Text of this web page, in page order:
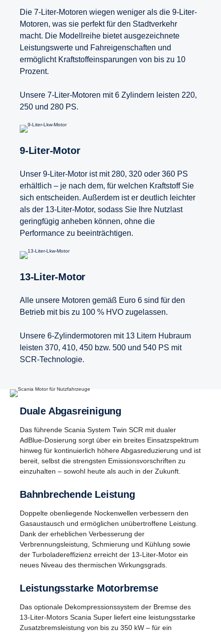
Die 7-Liter-Motoren wiegen weniger als die 9-Liter-
Motoren, was sie perfekt für den Stadtverkehr
macht. Die Modellreihe bietet ausgezeichnete
Leistungswerte und Fahreigenschaften und
ermöglicht Kraftstoffeinsparungen von bis zu 10
Prozent.
Unsere 7-Liter-Motoren mit 6 Zylindern leisten 220,
250 und 280 PS.
9-​Liter-Motor
Unser 9-Liter-Motor ist mit 280, 320 oder 360 PS
erhältlich – je nach dem, für welchen Kraftstoff Sie
sich entscheiden. Außerdem ist er deutlich leichter
als der 13-Liter-Motor, sodass Sie Ihre Nutzlast
geringfügig anheben können, ohne die
Performance zu beeinträchtigen.
13-​Liter-Motor
Alle unsere Motoren gemäß Euro 6 sind für den
Betrieb mit bis zu 100 % HVO zugelassen.
Unsere 6-Zylindermotoren mit 13 Litern Hubraum
leisten 370, 410, 450 bzw. 500 und 540 PS mit
SCR-Technologie.
Duale Abgas­reini­gung
Das führende Scania System Twin SCR mit dualer
AdBlue-Dosierung sorgt über ein breites Einsatzspektrum
hinweg für kontinuierlich höhere Abgasreduzierung und ist
bereit, selbst die strengsten Emissionsvorschriften zu
einzuhalten – sowohl heute als auch in der Zukunft.
Bahnbrechende Leistung
Doppelte obenliegende Nockenwellen verbessern den
Gasaustausch und ermöglichen unübertroffene Leistung.
Dank der erheblichen Verbesserung der
Verbrennungsleistung, Schmierung und Kühlung sowie
der Turboladereffizienz erreicht der 13-Liter-Motor ein
neues Niveau des thermischen Wirkungsgrads.
Leistungsstarke Motor­bremse
Das optionale Dekompressionssystem der Bremse des
13-Liter-Motors Scania Super liefert eine leistungsstarke
Zusatzbremsleistung von bis zu 350 kW – für ein